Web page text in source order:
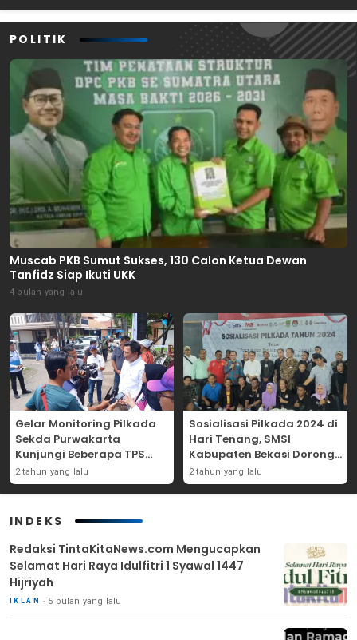
POLITIK
Muscab PKB Sumut Sukses, 130 Calon Ketua Dewan
Tanfidz Siap Ikuti UKK
4 bulan yang lalu
Gelar Monitoring Pilkada
Sekda Purwakarta
Kunjungi Beberapa TPS
Yang Ada Di Purwakarta
2 tahun yang lalu
Sosialisasi Pilkada 2024 di
Hari Tenang, SMSI
Kabupaten Bekasi Dorong
Angka Partisipasi
Masyarakat
2 tahun yang lalu
INDEKS
Redaksi TintaKitaNews.com Mengucapkan
Selamat Hari Raya Idulfitri 1 Syawal 1447
Hijriyah
IKLAN 5 bulan yang lalu